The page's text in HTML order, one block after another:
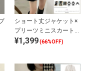
ショート丈ジャケット×
プリーツミニスカートセ
ットアップ
¥1,399(66%OFF)